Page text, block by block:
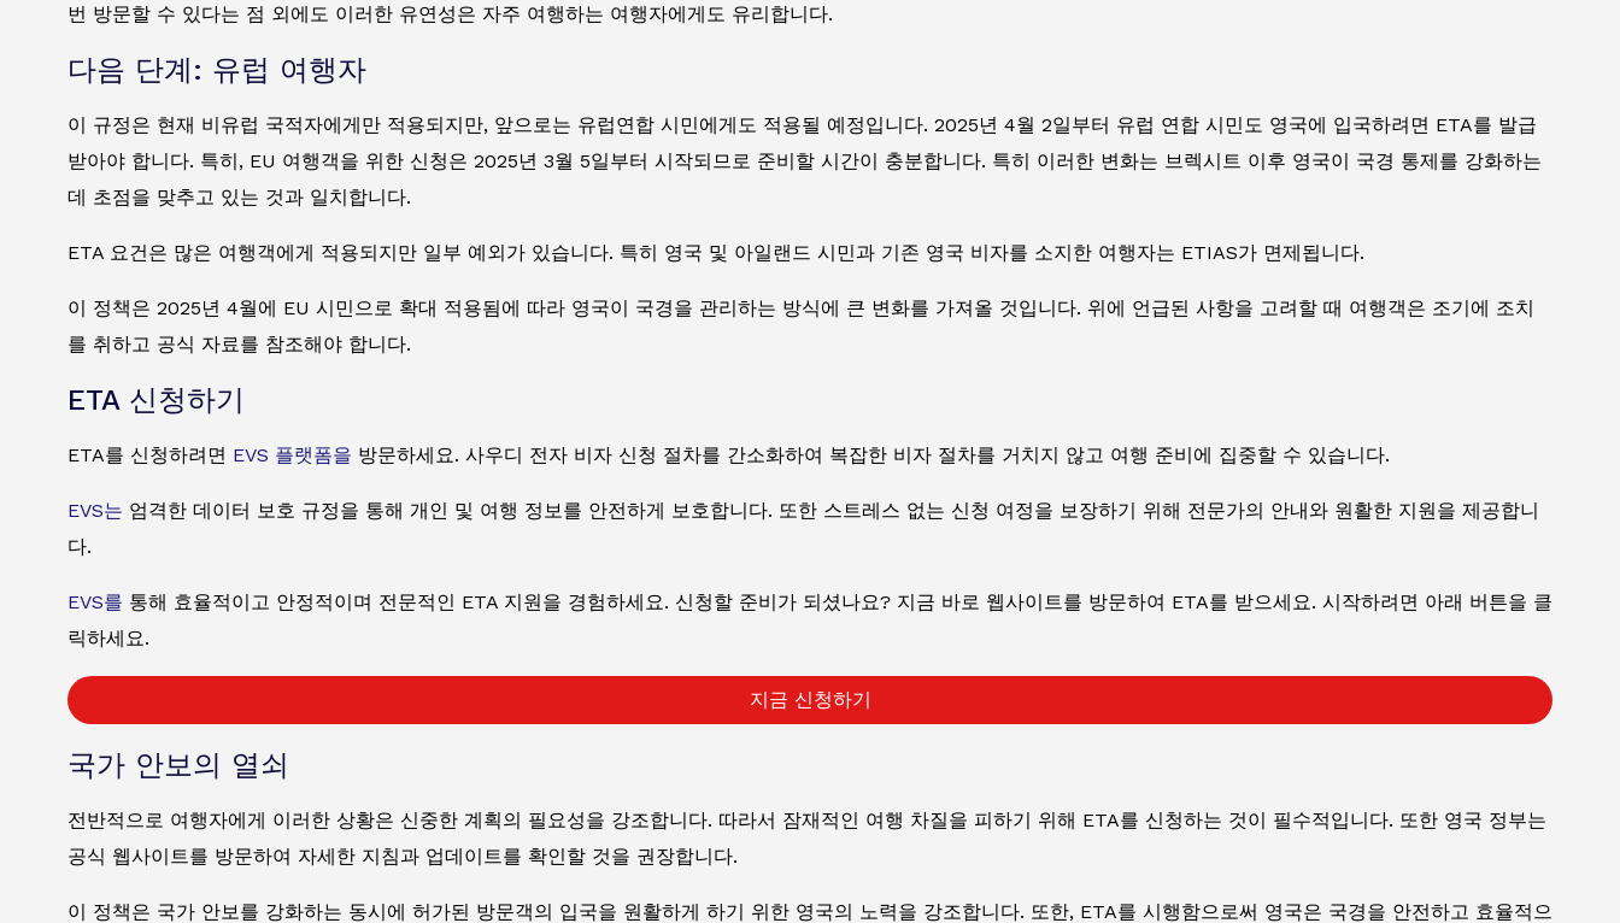
번 방문할 수 있다는 점 외에도 이러한 유연성은 자주 여행하는 여행자에게도 유리합니다.
다음 단계: 유럽 여행자
이 규정은 현재 비유럽 국적자에게만 적용되지만, 앞으로는 유럽연합 시민에게도 적용될 예정입니다. 2025년 4월 2일부터 유럽 연합 시민도 영국에 입국하려면 ETA를 발급
받아야 합니다. 특히, EU 여행객을 위한 신청은 2025년 3월 5일부터 시작되므로 준비할 시간이 충분합니다. 특히 이러한 변화는 브렉시트 이후 영국이 국경 통제를 강화하는
데 초점을 맞추고 있는 것과 일치합니다.
ETA 요건은 많은 여행객에게 적용되지만 일부 예외가 있습니다. 특히 영국 및 아일랜드 시민과 기존 영국 비자를 소지한 여행자는 ETIAS가 면제됩니다.
이 정책은 2025년 4월에 EU 시민으로 확대 적용됨에 따라 영국이 국경을 관리하는 방식에 큰 변화를 가져올 것입니다. 위에 언급된 사항을 고려할 때 여행객은 조기에 조치
를 취하고 공식 자료를 참조해야 합니다.
ETA 신청하기
ETA를 신청하려면 EVS 플랫폼을 방문하세요. 사우디 전자 비자 신청 절차를 간소화하여 복잡한 비자 절차를 거치지 않고 여행 준비에 집중할 수 있습니다.
EVS는 엄격한 데이터 보호 규정을 통해 개인 및 여행 정보를 안전하게 보호합니다. 또한 스트레스 없는 신청 여정을 보장하기 위해 전문가의 안내와 원활한 지원을 제공합니
다.
EVS를 통해 효율적이고 안정적이며 전문적인 ETA 지원을 경험하세요. 신청할 준비가 되셨나요? 지금 바로 웹사이트를 방문하여 ETA를 받으세요. 시작하려면 아래 버튼을 클
릭하세요.
지금 신청하기
국가 안보의 열쇠
전반적으로 여행자에게 이러한 상황은 신중한 계획의 필요성을 강조합니다. 따라서 잠재적인 여행 차질을 피하기 위해 ETA를 신청하는 것이 필수적입니다. 또한 영국 정부는
공식 웹사이트를 방문하여 자세한 지침과 업데이트를 확인할 것을 권장합니다.
이 정책은 국가 안보를 강화하는 동시에 허가된 방문객의 입국을 원활하게 하기 위한 영국의 노력을 강조합니다. 또한, ETA를 시행함으로써 영국은 국경을 안전하고 효율적으